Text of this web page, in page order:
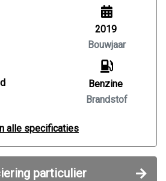
2019
Bouwjaar
Benzine
Brandstof
alle specificaties
particulier